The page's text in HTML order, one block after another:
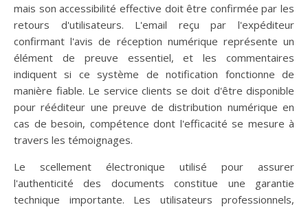
mais son accessibilité effective doit être confirmée par les
retours d'utilisateurs. L'email reçu par l'expéditeur
confirmant l'avis de réception numérique représente un
élément de preuve essentiel, et les commentaires
indiquent si ce système de notification fonctionne de
manière fiable. Le service clients se doit d'être disponible
pour rééditeur une preuve de distribution numérique en
cas de besoin, compétence dont l'efficacité se mesure à
travers les témoignages.
Le scellement électronique utilisé pour assurer
l'authenticité des documents constitue une garantie
technique importante. Les utilisateurs professionnels,